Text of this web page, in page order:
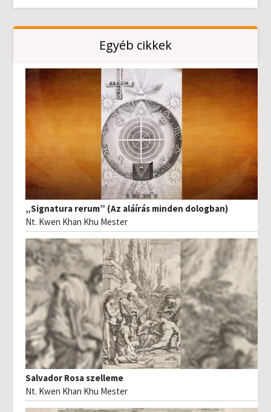
Egyéb cikkek
„Signatura rerum” (Az aláírás minden dologban)
Nt. Kwen Khan Khu Mester
Salvador Rosa szelleme
Nt. Kwen Khan Khu Mester